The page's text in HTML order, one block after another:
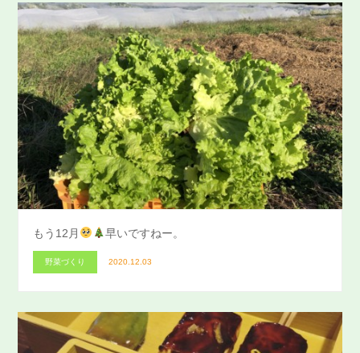
もう12月 早いですねー。
野菜づくり 2020.12.03